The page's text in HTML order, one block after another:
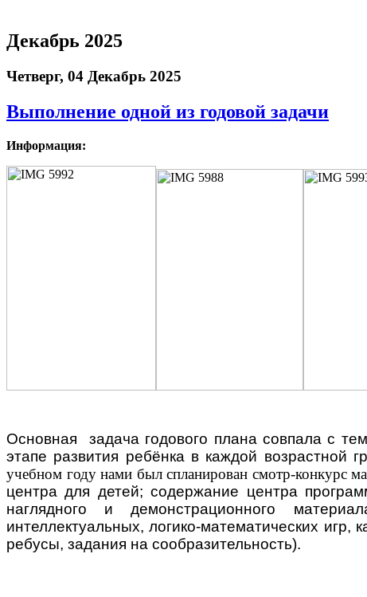
Декабрь 2025
Четверг, 04 Декабрь 2025
Выполнение одной из годовой задачи
Информация:
Основная задача годового плана совпала с
этапе развития ребёнка в каждой
учебном году нами был спланирован смотр-конкурс
центра для детей; содержание центра
наглядного и демонстрационного
интеллектуальных, логико-математических
ребусы, задания на сообразительность).